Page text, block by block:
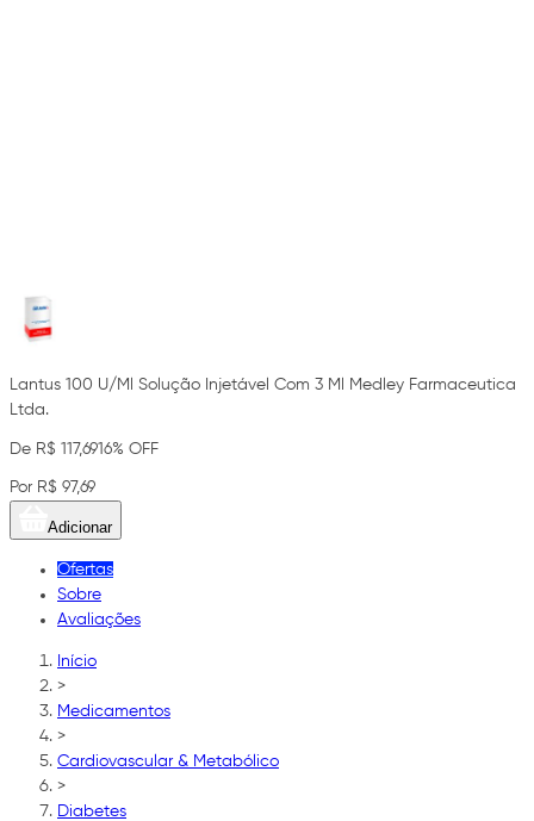
Lantus 100 U/Ml Solução Injetável Com 3 Ml Medley Farmaceutica
Ltda.
De R$ 117,6916% OFF
Por R$ 97,69
Adicionar
Ofertas
Sobre
Avaliações
Início
>
Medicamentos
>
Cardiovascular & Metabólico
>
Diabetes